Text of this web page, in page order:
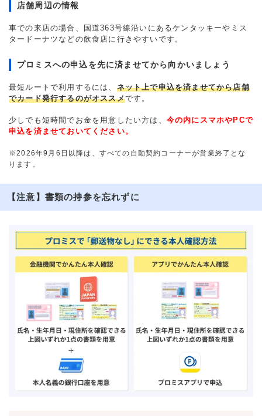
店舗周辺の情報
車での来店の場合、国道363号線沿いにあるケンタッキーやミス
タードーナツなどの飲食店に行きやすいです。
プロミスへの申込を先に済ませてから向かいましょう
最短ルートで利用するには、 ネット上で申込を済ませてから店舗
でカード発行するのがオススメです。
少しでも短時間でお金を用意したい方は、 今の内にスマホやPCで
申込を済ませておいてください。
※2026年9月6日以降は、すべての自動契約コーナーが営業終了とな
ります。
【注意】書類の持参を忘れずに